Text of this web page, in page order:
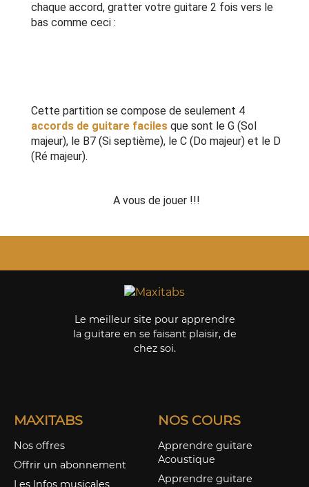
chaque accord, gratter votre guitare 2 fois vers le
bas comme ceci :
Cette partition se compose de seulement 4
accords de guitare faciles que sont le G (Sol
majeur), le B7 (Si septième), le C (Do majeur) et le D
(Ré majeur).
A vous de jouer !!!
Le meilleur site pour apprendre
la guitare en se faisant plaisir, de
chez soi.
MAXITABS
Nos offres
Offrir un abonnement
Les Infos musicales
NOS COURS
Apprendre guitare
Acoustique
Apprendre guitare